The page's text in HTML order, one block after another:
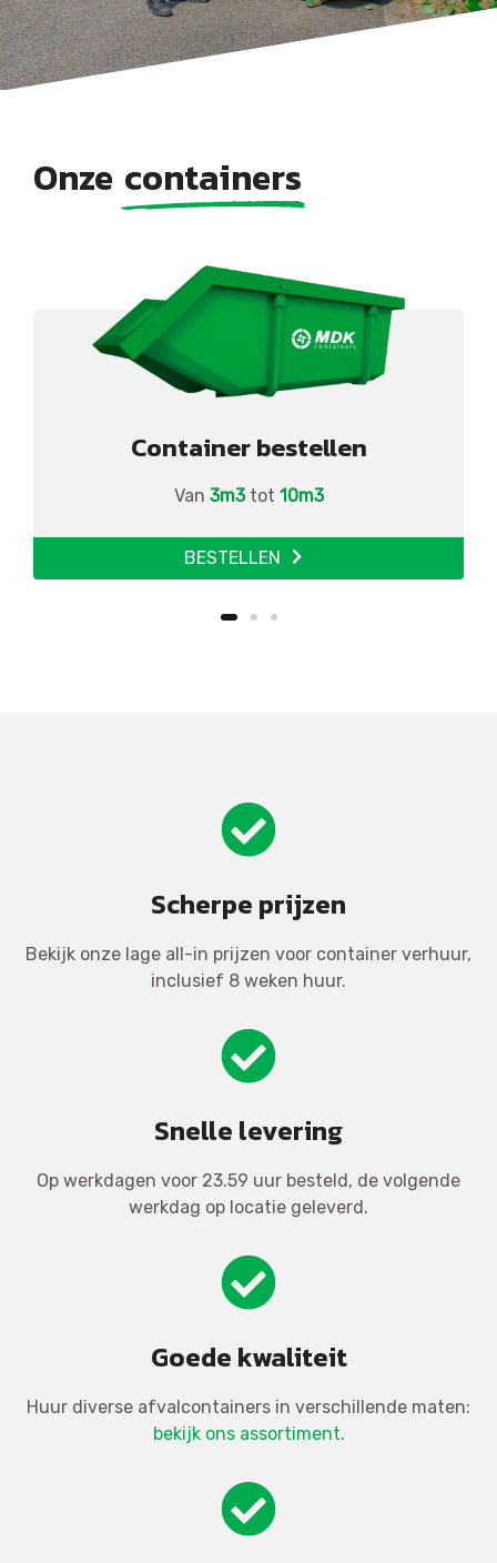
Onze containers
Container bestellen
Van 3m3 tot 10m3
BESTELLEN
Scherpe prijzen
Bekijk onze lage all-in prijzen voor container verhuur,
inclusief 8 weken huur.
Snelle levering
Op werkdagen voor 23.59 uur besteld, de volgende
werkdag op locatie geleverd.
Goede kwaliteit
Huur diverse afvalcontainers in verschillende maten:
bekijk ons assortiment.